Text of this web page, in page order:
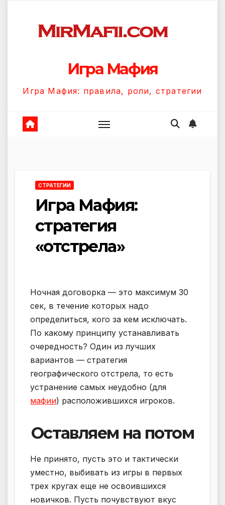
содержанию
Игра Мафия
Игра Мафия: правила, роли, стратегии
СТРАТЕГИИ
Игра Мафия:
стратегия
«отстрела»
Ночная договорка — это максимум 30
сек, в течение которых надо
определиться, кого за кем исключать.
По какому принципу устанавливать
очередность? Один из лучших
вариантов — стратегия
географического отстрела, то есть
устранение самых неудобно (для
мафии) расположившихся игроков.
Оставляем на потом
Не принято, пусть это и тактически
уместно, выбивать из игры в первых
трех кругах еще не освоившихся
новичков. Пусть почувствуют вкус